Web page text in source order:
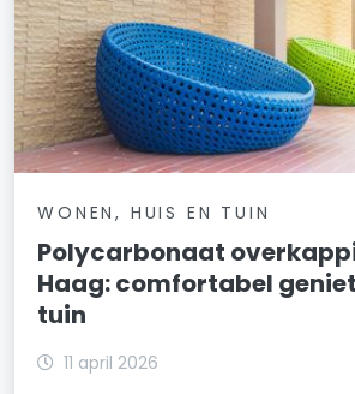
WONEN, HUIS EN TUIN
Polycarbonaat
Haag: comfortabel
tuin
11 april 2026